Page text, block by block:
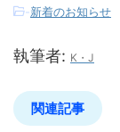
-新着のお知らせ
執筆者: K・J
関連記事